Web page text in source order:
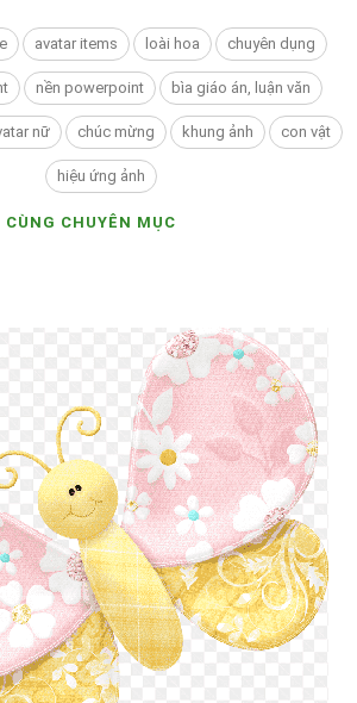
avatar items loài hoa chuyên dụng
nền powerpoint bìa giáo án, luận văn
nữ chúc mừng khung ảnh con vật
hiệu ứng ảnh
CÙNG CHUYÊN MỤC